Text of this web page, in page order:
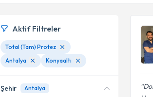
Aktif Filtreler
Total (Tam) Protez
Antalya
Konyaaltı
Şehir Antalya